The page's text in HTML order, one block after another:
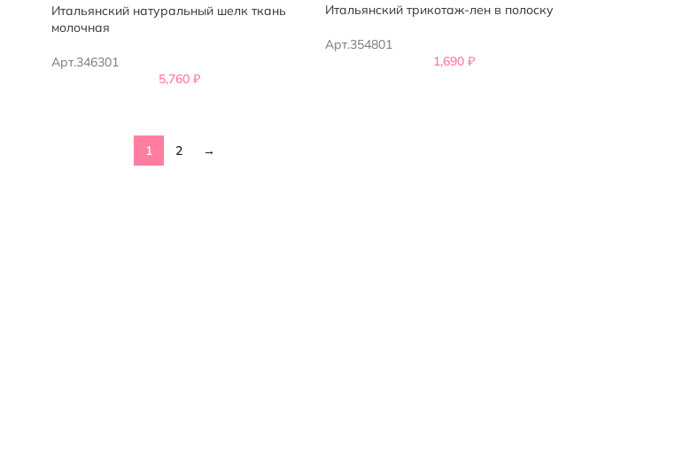
Итальянский натуральный шелк ткань
молочная
Арт.346301
5,760 ₽
Итальянский трикотаж-лен в полоску
Арт.354801
1,690 ₽
1 2 →